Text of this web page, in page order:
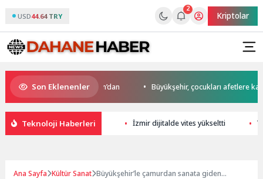
USD44.64 TRY
2
Kriptolar
Son Eklenenler
start Başkan Büyükakın’dan Büyükşehir, çocukları afetlere karşı
Teknoloji Haberleri İzmir dijitalde vites yükseltti
Ana Sayfa Kültür Sanat Büyükşehir’le çamurdan sanata giden